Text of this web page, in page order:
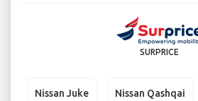
SURPRICE
Nissan Juke Nissan Qashqai